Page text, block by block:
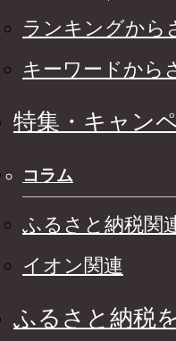
ランキングから
キーワードから
特集・キャン
コラム
ふるさと納税関
イオン関連
ふるさと納税